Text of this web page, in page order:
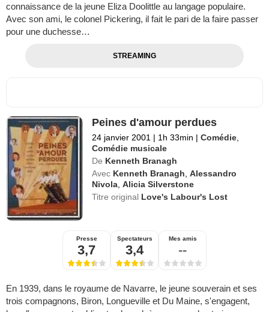
connaissance de la jeune Eliza Doolittle au langage populaire.
Avec son ami, le colonel Pickering, il fait le pari de la faire passer
pour une duchesse…
STREAMING
Peines d'amour perdues
24 janvier 2001 | 1h 33min | Comédie
Comédie musicale
De Kenneth Branagh
Avec Kenneth Branagh ,Alessandro
Nivola ,Alicia Silverstone
Titre original Love's Labour's Lost
Presse
3,7
Spectateurs
3,4
Mes amis
--
En 1939, dans le royaume de Navarre, le jeune souverain et ses
trois compagnons, Biron, Longueville et Du Maine, s'engagent,